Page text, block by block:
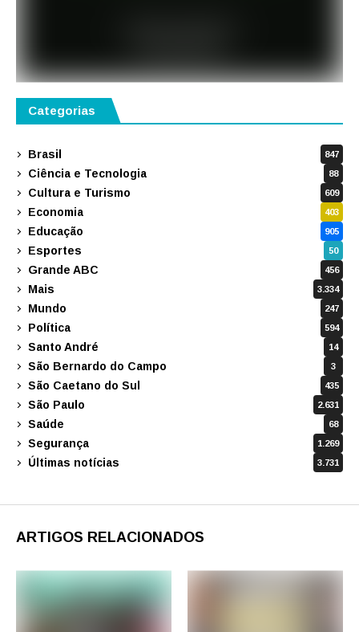
Categorias
Brasil 847
Ciência e Tecnologia 88
Cultura e Turismo 609
Economia 403
Educação 905
Esportes 50
Grande ABC 456
Mais 3.334
Mundo 247
Política 594
Santo André 14
São Bernardo do Campo 3
São Caetano do Sul 435
São Paulo 2.631
Saúde 68
Segurança 1.269
Últimas notícias 3.731
ARTIGOS RELACIONADOS